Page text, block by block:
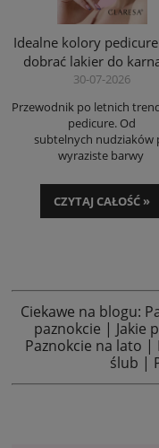
Idealne kolory
dobrać lakier do
30-07-2026
Przewodnik po letnich
pedicure. Od
subtelnych nudziaków
wyraziste barwy
CZYTAJ CAŁOŚĆ »
Ciekawe na blogu:
paznokcie | Jakie
Paznokcie na lato |
ślub |